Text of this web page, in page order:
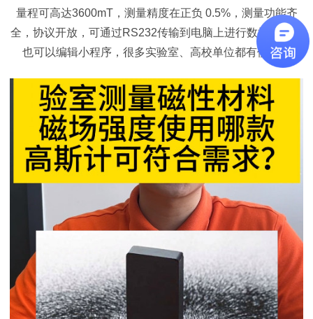
量程可高达3600mT，测量精度在正负 0.5%，测量功能齐
全，协议开放，可通过RS232传输到电脑上进行数据分析，
也可以编辑小程序，很多实验室、高校单位都有使用。